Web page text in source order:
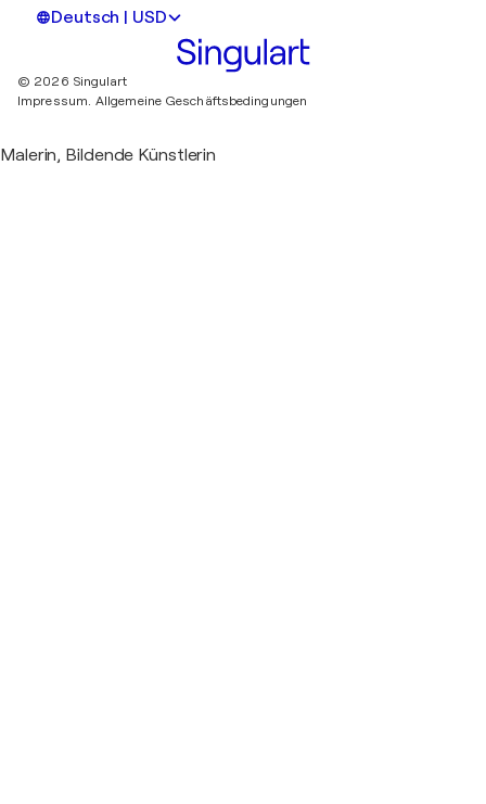
Deutsch | USD
© 2026 Singulart
Impressum. Allgemeine Geschäftsbedingungen
Malerin, Bildende Künstlerin